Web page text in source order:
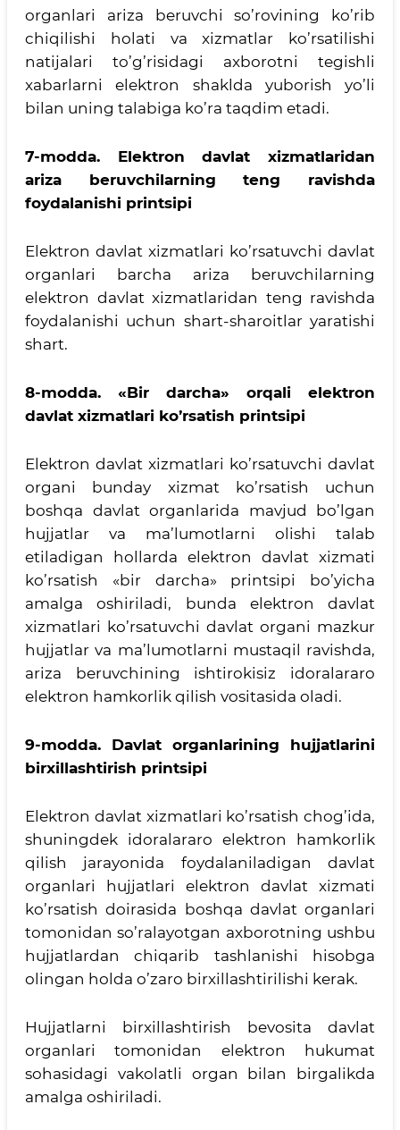
organlari ariza beruvchi so’rovining ko’rib
chiqilishi holati va xizmatlar ko’rsatilishi
natijalari to’g’risidagi axborotni tegishli
xabarlarni elektron shaklda yuborish yo’li
bilan uning talabiga ko’ra taqdim etadi.
7-modda. Elektron davlat xizmatlaridan
ariza beruvchilarning teng ravishda
foydalanishi printsipi
Elektron davlat xizmatlari ko’rsatuvchi davlat
organlari barcha ariza beruvchilarning
elektron davlat xizmatlaridan teng ravishda
foydalanishi uchun shart-sharoitlar yaratishi
shart.
8-modda. «Bir darcha» orqali elektron
davlat xizmatlari ko’rsatish printsipi
Elektron davlat xizmatlari ko’rsatuvchi davlat
organi bunday xizmat ko’rsatish uchun
boshqa davlat organlarida mavjud bo’lgan
hujjatlar va ma’lumotlarni olishi talab
etiladigan hollarda elektron davlat xizmati
ko’rsatish «bir darcha» printsipi bo’yicha
amalga oshiriladi, bunda elektron davlat
xizmatlari ko’rsatuvchi davlat organi mazkur
hujjatlar va ma’lumotlarni mustaqil ravishda,
ariza beruvchining ishtirokisiz idoralararo
elektron hamkorlik qilish vositasida oladi.
9-modda. Davlat organlarining hujjatlarini
birxillashtirish printsipi
Elektron davlat xizmatlari ko’rsatish chog’ida,
shuningdek idoralararo elektron hamkorlik
qilish jarayonida foydalaniladigan davlat
organlari hujjatlari elektron davlat xizmati
ko’rsatish doirasida boshqa davlat organlari
tomonidan so’ralayotgan axborotning ushbu
hujjatlardan chiqarib tashlanishi hisobga
olingan holda o’zaro birxillashtirilishi kerak.
Hujjatlarni birxillashtirish bevosita davlat
organlari tomonidan elektron hukumat
sohasidagi vakolatli organ bilan birgalikda
amalga oshiriladi.